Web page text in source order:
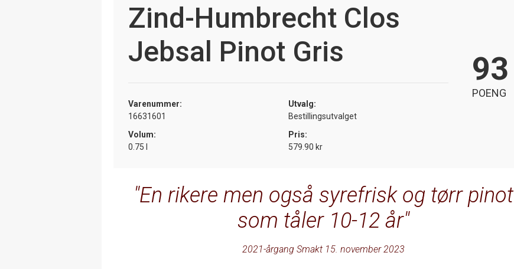
Zind-Humbrecht Clos
Jebsal Pinot Gris
Varenummer:
16631601
Utvalg:
Bestillingsutvalget
Volum:
0.75 l
Pris:
579.90 kr
93
POENG
En rikere men også syrefrisk og tørr pinot
som tåler 10-12 år
2021-årgang Smakt 15. november 2023